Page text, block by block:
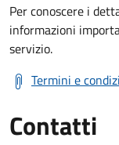
Per conoscere i
informazioni
servizio.
Termini e
Contatti